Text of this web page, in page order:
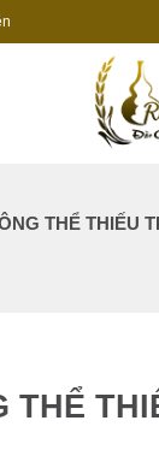
THỂ THIẾU